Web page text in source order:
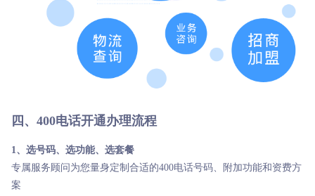
四、400电话开通办理流程
1、选号码、选功能、选套餐
专属服务顾问为您量身定制合适的400电话号码、附加功能和资费方
案